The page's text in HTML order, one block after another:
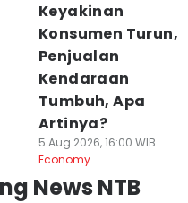
Keyakinan
Konsumen Turun,
Penjualan
Kendaraan
Tumbuh, Apa
Artinya?
5 Aug 2026, 16:00 WIB
Economy
News NTB